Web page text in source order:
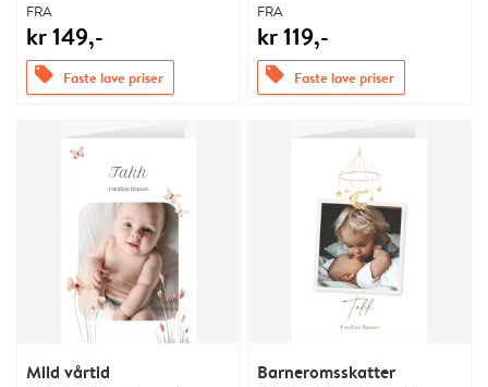
FRA
kr 149,-
offers Faste lave priser
FRA
kr 119,-
offers Faste lave priser
Mild vårtid Barneromsskatter